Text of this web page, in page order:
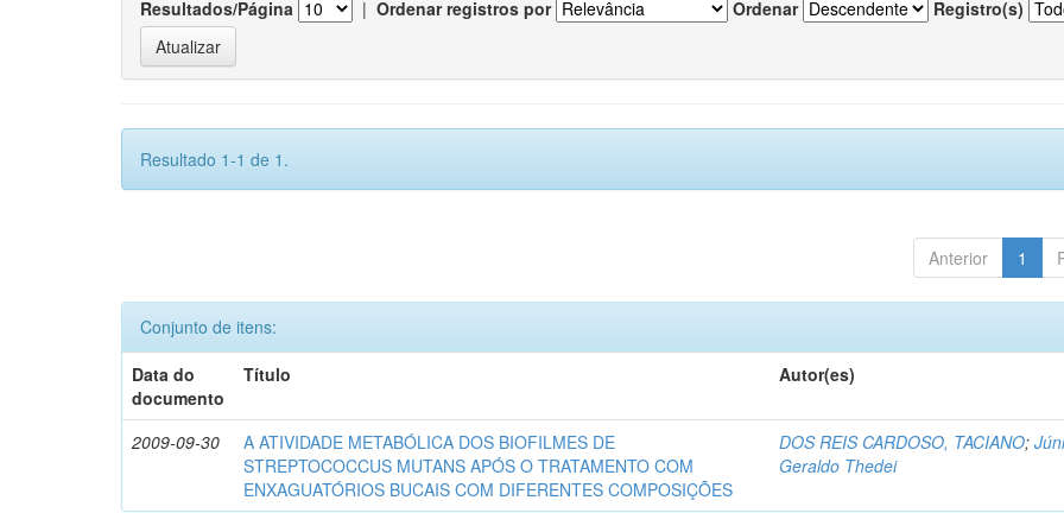
Resultados/Página | Ordenar registros por Ordenar Registro(s)
Resultado 1-1 de 1.
Anterior 1
Conjunto de itens:
Data do
documento
Título Autor(es)
2009-09-30
A ATIVIDADE METABÓLICA DOS BIOFILMES DE
STREPTOCOCCUS MUTANS APÓS O TRATAMENTO COM
ENXAGUATÓRIOS BUCAIS COM DIFERENTES COMPOSIÇÕES
DOS REIS CARDOSO, TACIANO;
Geraldo Thedei